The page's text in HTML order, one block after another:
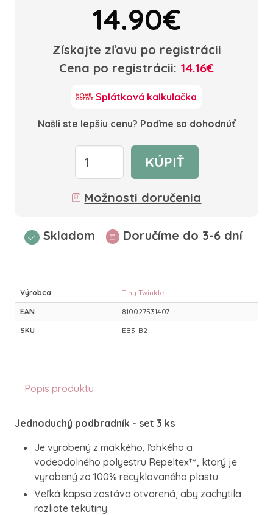
14.90€
Získajte zľavu po registrácii
Cena po registrácii: 14.16€
Splátková kalkulačka
Našli ste lepšiu cenu? Poďme sa dohodnúť
KÚPIŤ
Možnosti doručenia
Skladom Doručíme do 3-6 dní
Výrobca Tiny Twinkle
EAN 810027531407
SKU EB3-B2
Popis produktu
Jednoduchý podbradník - set 3 ks
Je vyrobený z mäkkého, ľahkého a
vodeodolného polyestru Repeltex™, ktorý je
vyrobený zo 100% recyklovaného plastu
Veľká kapsa zostáva otvorená, aby zachytila
rozliate tekutiny